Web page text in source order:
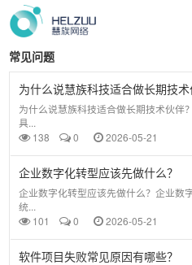
常见问题
为什么说慧族科技适合做长期技术
为什么说慧族科技适合做长期技术伙伴
具...
138
0 2026-05-21
企业数字化转型应该先做什么？
企业数字化转型应该先做什么？企业数
统...
101
0 2026-05-21
软件项目失败常见原因有哪些？